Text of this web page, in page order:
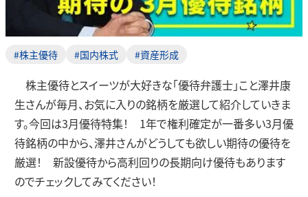
#株主優待 #国内株式 #資産形成
株主優待とスイーツが大好きな「優待弁護士」こと澤井康
生さんが毎月、お気に入りの銘柄を厳選して紹介していきま
す。今回は3月優待特集！ 1年で権利確定が一番多い3月優
待銘柄の中から、澤井さんがどうしても欲しい期待の優待を
厳選！ 新設優待から高利回りの長期向け優待もあります
のでチェックしてみてください！